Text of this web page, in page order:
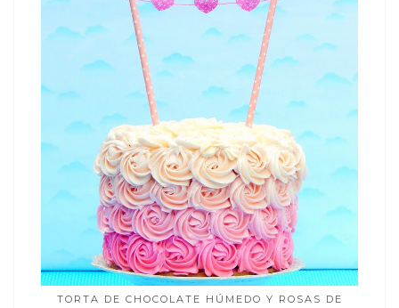
TORTA DE CHOCOLATE HÚMEDO Y ROSAS DE